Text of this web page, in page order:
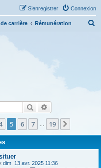
Connexion
S’enregistrer
carrière Rémunération
Rechercher
5 6 7 19
dim. 13 avr. 2025 11:36